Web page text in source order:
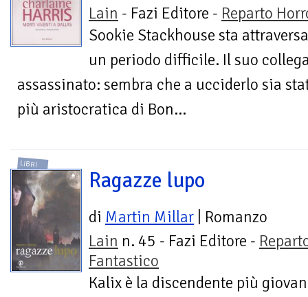
Lain - Fazi Editore - Reparto
Sookie Stackhouse sta
un periodo difficile. Il suo
assassinato: sembra che a ucciderlo sia
più aristocratica di Bon...
LIBRI
Ragazze lupo
di Martin Millar | Romanzo
Lain n. 45 - Fazi Editore -
Fantastico
Kalix è la discendente più